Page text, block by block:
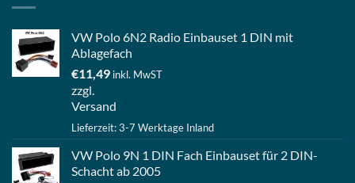
VW Polo 6N2 Radio Einbauset 1 DIN mit
Ablagefach
€11,49 inkl. MwST
zzgl.
Versand
Lieferzeit: 3-7 Werktage Inland
VW Polo 9N 1 DIN Fach Einbauset für 2 DIN-
Schacht ab 2005